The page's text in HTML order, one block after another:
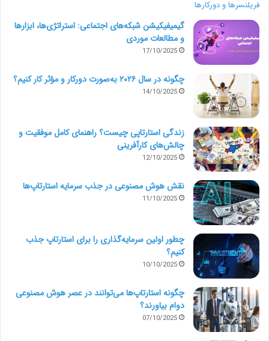
در عنوان بالاتر به آن اشاره کردیم، وجود یک عامل میانی،
زمان برای ساخت قطعه اولیه و برطرف کردن معایب آن را
افزایش خواهد داد. لذا یا شما باید قطعه را به صورت نهایی
طراحی کنید یا با این جنبه منفی کنار بیایید.
بازار هدف کسب و کار پرینتر سه بعدی
گسترده است
یکی از مهم‌ترین جنبه‌های هر کسب و کاری پیدا کردن بازار
هدف است. خوشبختانه بازار هدف چاپگر سه بعدی بسیار
وسیع و گسترده است. بازار هدفی که از وسایل اسباب بازی
شروع شده تا کسب و کارهای بزرگ می‌تواند ربط داشته باشد.
پرینتر سه بعدی بسیار منعطف است. شما می‌توانید انواع
قطعات را همگی در مقیاس کوچک تولید و به مشتریان
خودتان برسانید. اساساً کسانی که با شما سر و کار خواهند
گیمیفیکیشن شبکه‌های اجتماعی: استراتژی‌ها، ابزارها
و مطالعات موردی
17/10/2025
چگونه در سال ۲۰۲۶ به‌صورت دورکار و مؤثر کار کنیم؟
14/10/2025
زندگی استارتاپی چیست؟ راهنمای کامل موفقیت و
چالش‌های کارآفرینی
12/10/2025
نقش هوش مصنوعی در جذب سرمایه استارتاپ‌ها
11/10/2025
چطور اولین سرمایه‌گذاری را برای استارتاپ جذب
کنیم؟
10/10/2025
چگونه استارتاپ‌ها می‌توانند در عصر هوش مصنوعی
دوام بیاورند؟
07/10/2025